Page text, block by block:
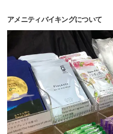
アメニティバイキングについて